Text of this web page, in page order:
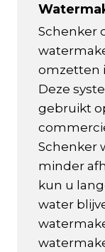
Schenker
omzetten
Deze
gebruikt
Schenker
minder
kun u
water